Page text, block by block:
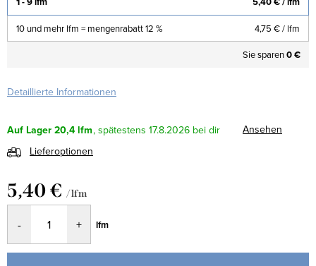
10 und mehr lfm = mengenrabatt 12 % 4,75 €/ lfm
Sie sparen0 €
Detaillierte Informationen
Auf Lager20,4 lfm 17.8.2026
Ansehen
Lieferoptionen
5,40 € / lfm
lfm